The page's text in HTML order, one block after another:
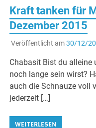
Kraft tanken für
Dezember 2015
Veröffentlicht am30/12/
Chabasit Bist du alleine
noch lange sein wirst?
auch die Schnauze voll
jederzeit […]
WEITERLESEN